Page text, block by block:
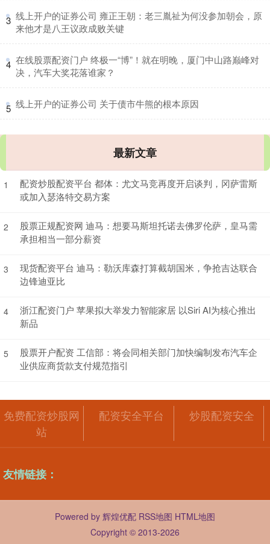
3 ​线上开户的证券公司 雍正王朝：老三胤祉为何没参加朝会，原
来他才是八王议政成败关键
4 ​在线股票配资门户 终极一“博”！就在明晚，厦门中山路巅峰对
决，汽车大奖花落谁家？
5 ​线上开户的证券公司 关于债市牛熊的根本原因
最新文章
1
配资炒股配资平台 都体：尤文马竞再度开启谈判，冈萨雷斯
或加入瑟洛特交易方案
2
股票正规配资网 迪马：想要马斯坦托诺去佛罗伦萨，皇马需
承担相当一部分薪资
3
现货配资平台 迪马：勒沃库森打算截胡国米，争抢吉达联合
边锋迪亚比
4
浙江配资门户 苹果拟大举发力智能家居 以Siri AI为核心推出
新品
5
股票开户配资 工信部：将会同相关部门加快编制发布汽车企
业供应商货款支付规范指引
免费配资炒股网
站
配资安全平台 炒股配资安全
友情链接：
Powered by 辉煌优配 RSS地图 HTML地图
Copyright © 2013-2026